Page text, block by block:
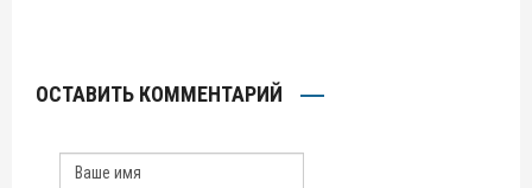
ОСТАВИТЬ КОММЕНТАРИЙ